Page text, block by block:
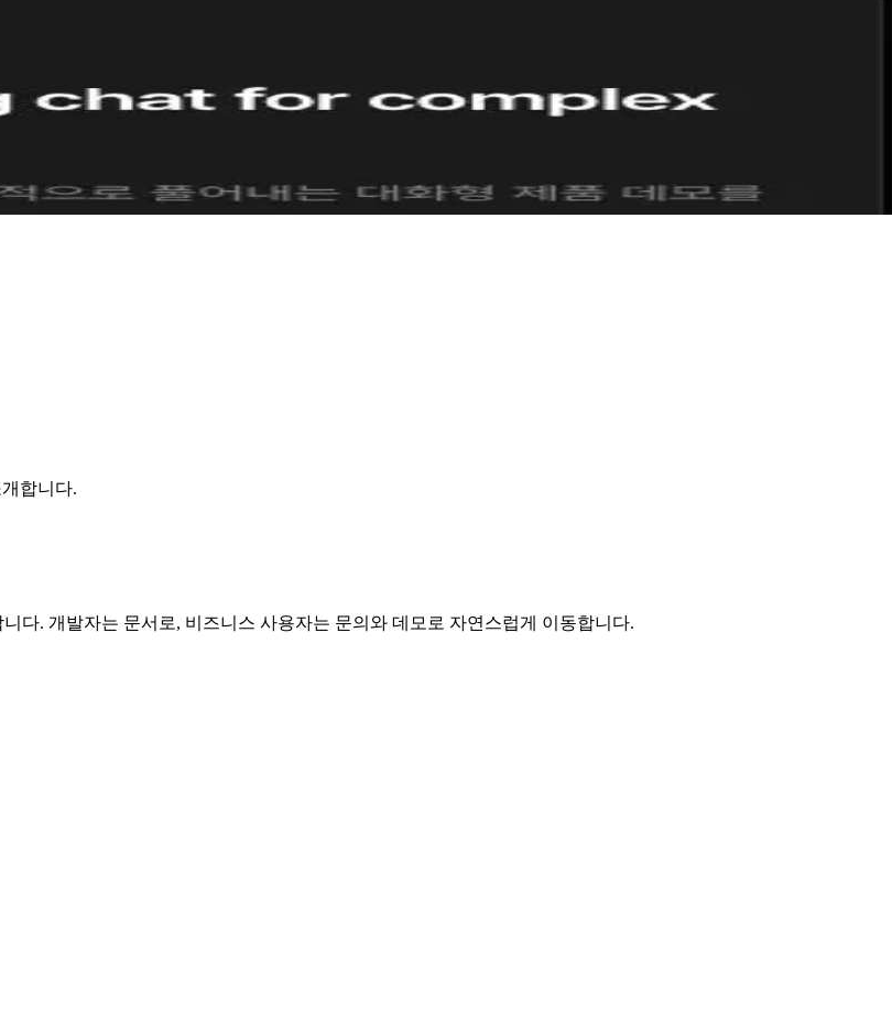
합니다.
다. 개발자는 문서로, 비즈니스 사용자는 문의와 데모로 자연스럽게 이동합니다.